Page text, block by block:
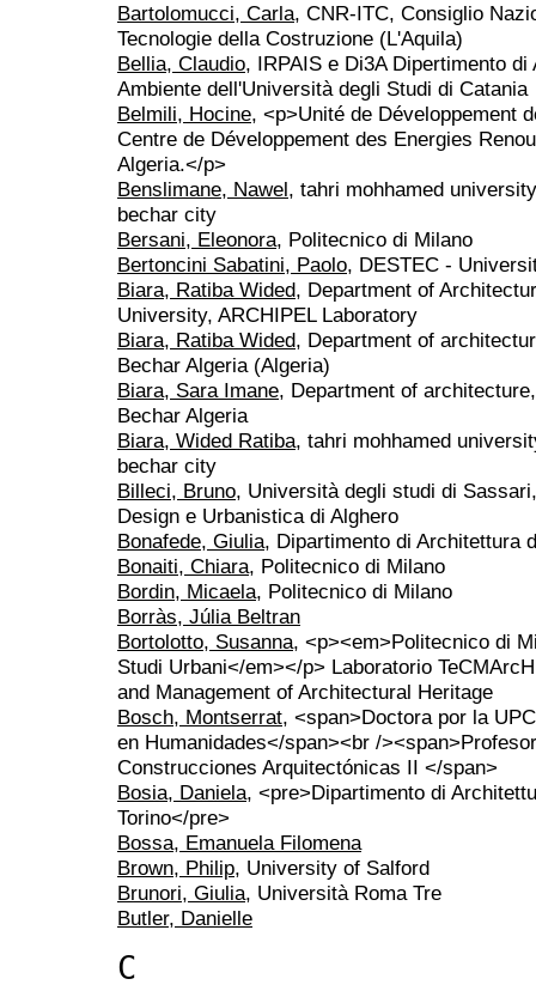
Bartolomucci, Carla, CNR-ITC, Consiglio
Tecnologie della Costruzione (L'Aquila)
Bellia, Claudio, IRPAIS e Di3A Dipertimento
Ambiente dell'Università degli Studi di Catania
Belmili, Hocine, <p>Unité de Développement
Centre de Développement des Energies
Algeria.</p>
Benslimane, Nawel, tahri mohhamed
bechar city
Bersani, Eleonora, Politecnico di Milano
Bertoncini Sabatini, Paolo, DESTEC -
Biara, Ratiba Wided, Department of
University, ARCHIPEL Laboratory
Biara, Ratiba Wided, Department of
Bechar Algeria (Algeria)
Biara, Sara Imane, Department of
Bechar Algeria
Biara, Wided Ratiba, tahri mohhamed
bechar city
Billeci, Bruno, Università degli studi di
Design e Urbanistica di Alghero
Bonafede, Giulia, Dipartimento di Architettura
Bonaiti, Chiara, Politecnico di Milano
Bordin, Micaela, Politecnico di Milano
Borràs, Júlia Beltran
Bortolotto, Susanna, <p><em>Politecnico di
Studi Urbani</em></p> Laboratorio
and Management of Architectural Heritage
Bosch, Montserrat, <span>Doctora por la
en Humanidades</span><br /
Construcciones Arquitectónicas II </span>
Bosia, Daniela, <pre>Dipartimento di
Torino</pre>
Bossa, Emanuela Filomena
Brown, Philip, University of Salford
Brunori, Giulia, Università Roma Tre
Butler, Danielle
C